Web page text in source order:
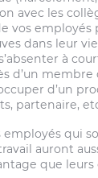
avec les
vos employés
dans leur
à
d’un membre
d’un
partenaire,
employés qui
auront
que leurs